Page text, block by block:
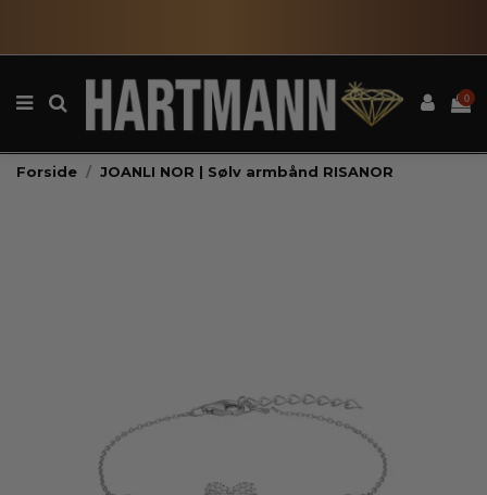
0
Forside JOANLI NOR | Sølv armbånd RISANOR